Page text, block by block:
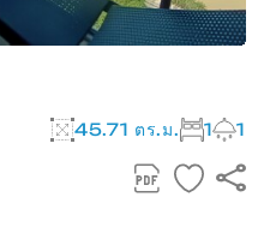
45.71 ตร.ม. 1 1